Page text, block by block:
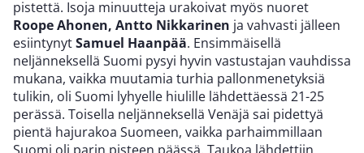
pistettä. Isoja minuutteja urakoivat myös nuoret
Roope Ahonen, Antto Nikkarinen ja vahvasti jälleen
esiintynytSamuel Haanpää. Ensimmäisellä
neljänneksellä Suomi pysyi hyvin vastustajan vauhdissa
mukana, vaikka muutamia turhia pallonmenetyksiä
tulikin, oli Suomi lyhyelle hiulille lähdettäessä 21-25
perässä. Toisella neljänneksellä Venäjä sai pidettyä
pientä hajurakoa Suomeen, vaikka parhaimmillaan